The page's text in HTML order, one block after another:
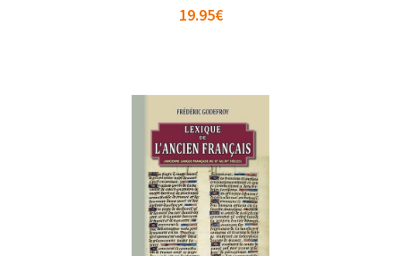
19.95€